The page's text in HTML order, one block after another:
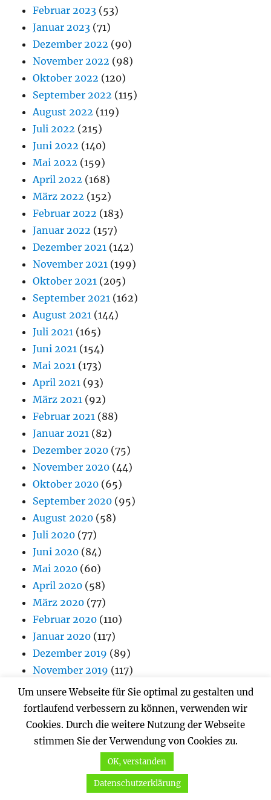
Februar 2023 (53)
Januar 2023 (71)
Dezember 2022 (90)
November 2022 (98)
Oktober 2022 (120)
September 2022 (115)
August 2022 (119)
Juli 2022 (215)
Juni 2022 (140)
Mai 2022 (159)
April 2022 (168)
März 2022 (152)
Februar 2022 (183)
Januar 2022 (157)
Dezember 2021 (142)
November 2021 (199)
Oktober 2021 (205)
September 2021 (162)
August 2021 (144)
Juli 2021 (165)
Juni 2021 (154)
Mai 2021 (173)
April 2021 (93)
März 2021 (92)
Februar 2021 (88)
Januar 2021 (82)
Dezember 2020 (75)
November 2020 (44)
Oktober 2020 (65)
September 2020 (95)
August 2020 (58)
Juli 2020 (77)
Juni 2020 (84)
Mai 2020 (60)
April 2020 (58)
März 2020 (77)
Februar 2020 (110)
Januar 2020 (117)
Dezember 2019 (89)
November 2019 (117)
Oktober 2019 (116)
September 2019(111)
August 2019(117)
Juli 2019 (109)
(112)
(113)
(132)
Um unsere Webseite für Sie optimal zu gestalten und
fortlaufend verbessern zu können, verwenden wir
Cookies. Durch die weitere Nutzung der Webseite
stimmen Sie der Verwendung von Cookies zu.
OK, verstanden
Datenschutzerklärung